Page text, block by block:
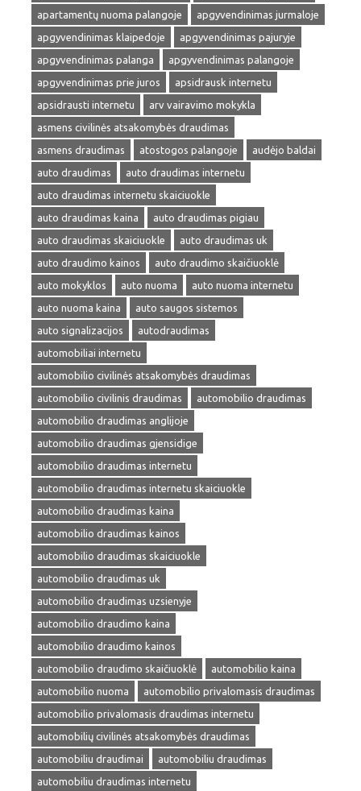
apartamentų nuoma palangoje
apgyvendinimas jurmaloje
apgyvendinimas klaipedoje
apgyvendinimas pajuryje
apgyvendinimas palanga
apgyvendinimas palangoje
apgyvendinimas prie juros
apsidrausk internetu
apsidrausti internetu
arv vairavimo mokykla
asmens civilinės atsakomybės draudimas
asmens draudimas
atostogos palangoje
audėjo baldai
auto draudimas
auto draudimas internetu
auto draudimas internetu skaiciuokle
auto draudimas kaina
auto draudimas pigiau
auto draudimas skaiciuokle
auto draudimas uk
auto draudimo kainos
auto draudimo skaičiuoklė
auto mokyklos
auto nuoma
auto nuoma internetu
auto nuoma kaina
auto saugos sistemos
auto signalizacijos
autodraudimas
automobiliai internetu
automobilio civilinės atsakomybės draudimas
automobilio civilinis draudimas
automobilio draudimas
automobilio draudimas anglijoje
automobilio draudimas gjensidige
automobilio draudimas internetu
automobilio draudimas internetu skaiciuokle
automobilio draudimas kaina
automobilio draudimas kainos
automobilio draudimas skaiciuokle
automobilio draudimas uk
automobilio draudimas uzsienyje
automobilio draudimo kaina
automobilio draudimo kainos
automobilio draudimo skaičiuoklė
automobilio kaina
automobilio nuoma
automobilio privalomasis draudimas
automobilio privalomasis draudimas internetu
automobilių civilinės atsakomybės draudimas
automobiliu draudimai
automobiliu draudimas
automobiliu draudimas internetu